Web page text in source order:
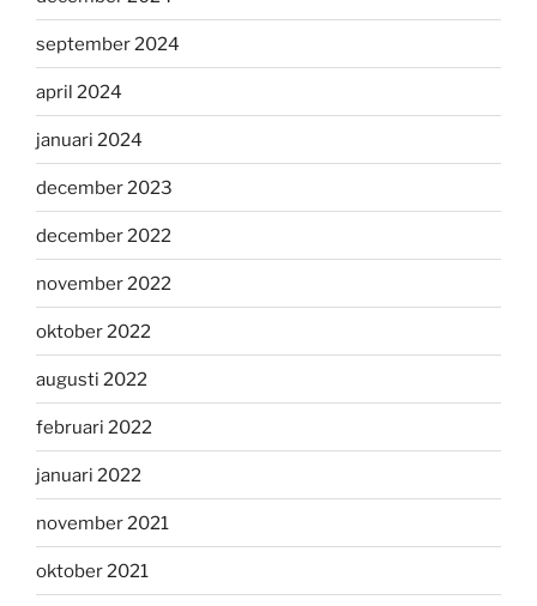
september 2024
april 2024
januari 2024
december 2023
december 2022
november 2022
oktober 2022
augusti 2022
februari 2022
januari 2022
november 2021
oktober 2021